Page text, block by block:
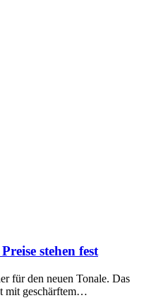
stehen fest
für den neuen Tonale. Das
mit geschärftem…